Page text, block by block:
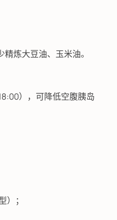
炼大豆油、玉米油。
），可降低空腹胰岛
；